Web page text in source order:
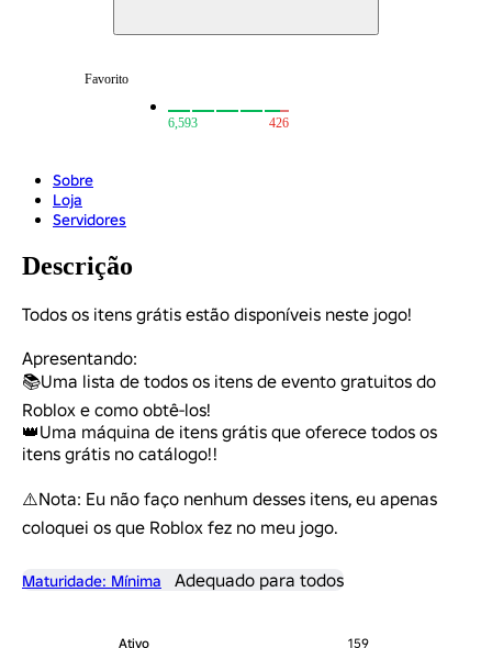
Favorito
6,593 426
Sobre
Loja
Servidores
Descrição
Todos os itens grátis estão disponíveis neste jogo!
Apresentando:
📚Uma lista de todos os itens de evento gratuitos do
Roblox e como obtê-los!
👑Uma máquina de itens grátis que oferece todos os
itens grátis no catálogo!!
⚠️Nota: Eu não faço nenhum desses itens, eu apenas
coloquei os que Roblox fez no meu jogo.
Maturidade: Mínima Adequado para todos
Ativo 159